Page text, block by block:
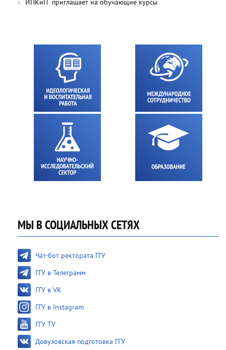
ИПКиП приглашает на обучающие курсы
МЫ В СОЦИАЛЬНЫХ СЕТЯХ
Чат-бот ректората ГГУ
ГГУ в Телеграмм
ГГУ в VK
ГГУ в Instagram
ГГУ TV
Довузовская подготовка ГГУ